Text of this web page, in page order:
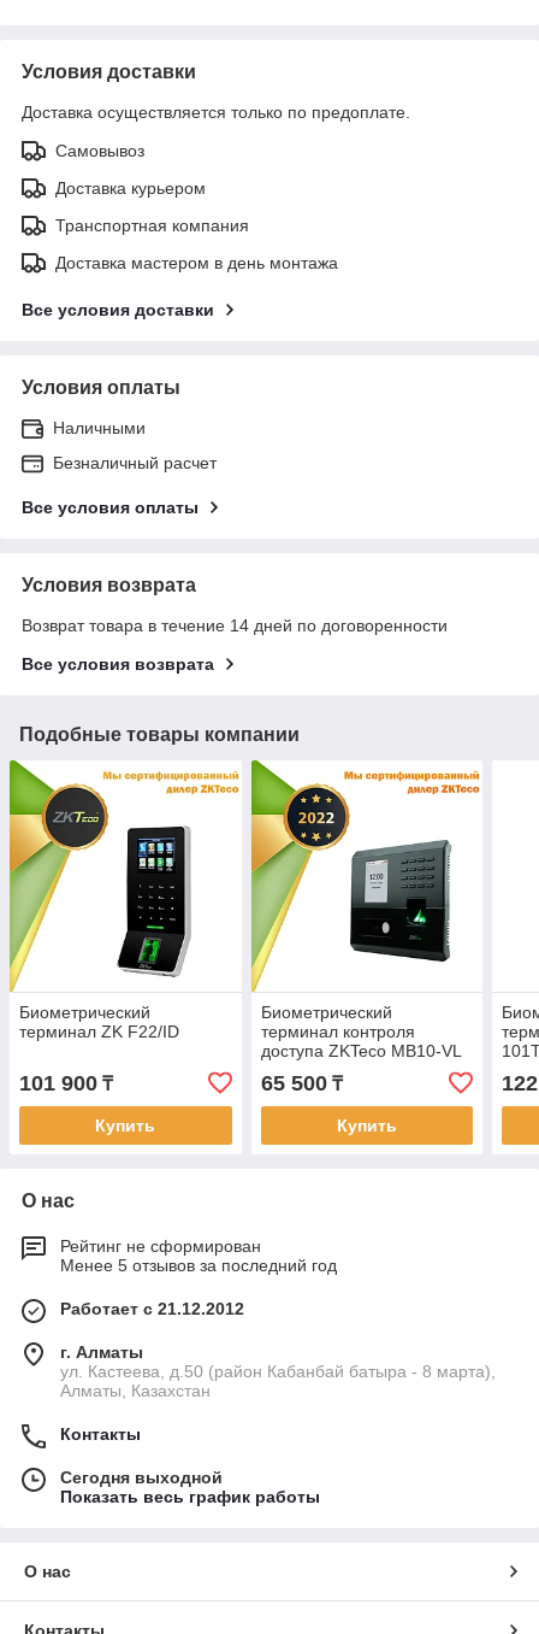
Условия доставки
Доставка осуществляется только по предоплате.
Самовывоз
Доставка курьером
Транспортная компания
Доставка мастером в день монтажа
Все условия доставки
Условия оплаты
Наличными
Безналичный расчет
Все условия оплаты
Условия возврата
Возврат товара в течение 14 дней по договоренности
Все условия возврата
Подобные товары компании
Биометрический
терминал ZK F22/ID
101 900 ₸
Купить
Биометрический
терминал контроля
доступа ZKTeco MB10-VL
65 500₸
Купить
О нас
Рейтинг не сформирован
Менее 5 отзывов за последний год
Работает с 21.12.2012
г. Алматы
ул. Кастеева, д.50 (район Кабанбай батыра - 8 марта),
Алматы, Казахстан
Контакты
Сегодня выходной
Показать весь график работы
О нас